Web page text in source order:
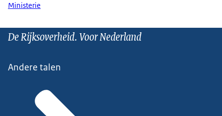
Ministerie
De Rijksoverheid. Voor Nederland
Andere talen